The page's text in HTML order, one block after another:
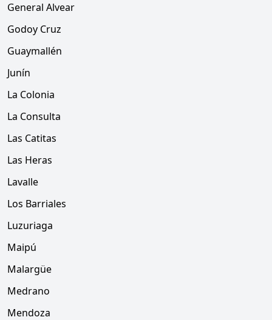
General Alvear
Godoy Cruz
Guaymallén
Junín
La Colonia
La Consulta
Las Catitas
Las Heras
Lavalle
Los Barriales
Luzuriaga
Maipú
Malargüe
Medrano
Mendoza